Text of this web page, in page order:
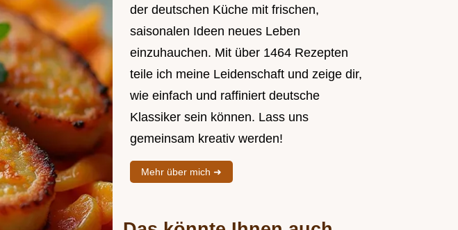
der deutschen Küche mit frischen,
saisonalen Ideen neues Leben
einzuhauchen. Mit über 1464 Rezepten
teile ich meine Leidenschaft und zeige dir,
wie einfach und raffiniert deutsche
Klassiker sein können. Lass uns
gemeinsam kreativ werden!
Mehr über mich ➜